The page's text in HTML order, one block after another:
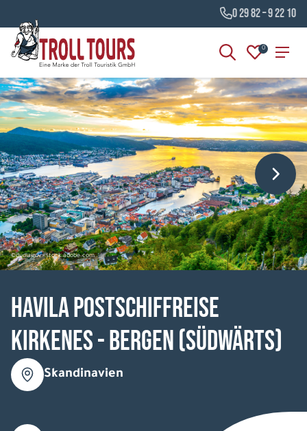
0 29 82 – 9 22 10
0
©dudlajzov - stock.adobe.com
HAVILA Postschiffreise
Kirkenes - Bergen (südwärts)
Skandinavien